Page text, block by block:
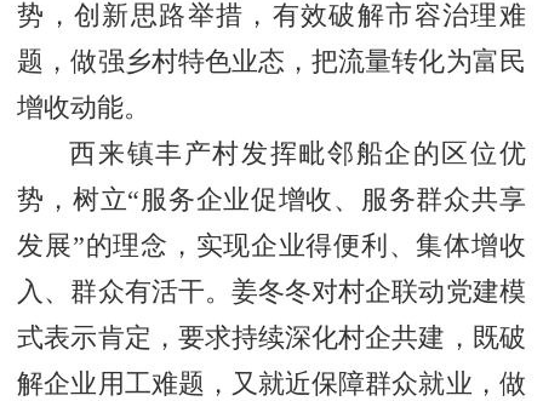
势，创新思路举措，有效破解市容治理难
题，做强乡村特色业态，把流量转化为富民
增收动能。
西来镇丰产村发挥毗邻船企的区位优
势，树立“服务企业促增收、服务群众共享
发展”的理念，实现企业得便利、集体增收
入、群众有活干。姜冬冬对村企联动党建模
式表示肯定，要求持续深化村企共建，既破
解企业用工难题，又就近保障群众就业，做